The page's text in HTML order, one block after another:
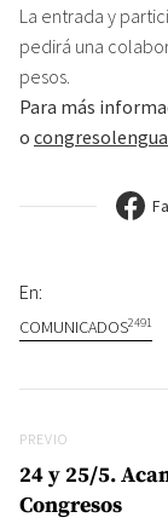
La entrada y
pedirá una
pesos.
Para más
o
En:
COMUNICADOS2491
Previo
PREVIO
24 y 25/5.
Congresos